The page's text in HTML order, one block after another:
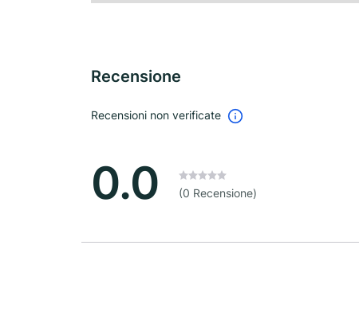
Recensione
Recensioni non verificate
0.0 (0 Recensione)